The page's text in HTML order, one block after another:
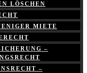
LÖSCHEN
MIETE
–
–